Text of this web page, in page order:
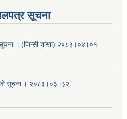
सूचना
सूचना । (जिन्सी शाखा) २०८३।०४।०१
सूचना । २०८३।०३।३२